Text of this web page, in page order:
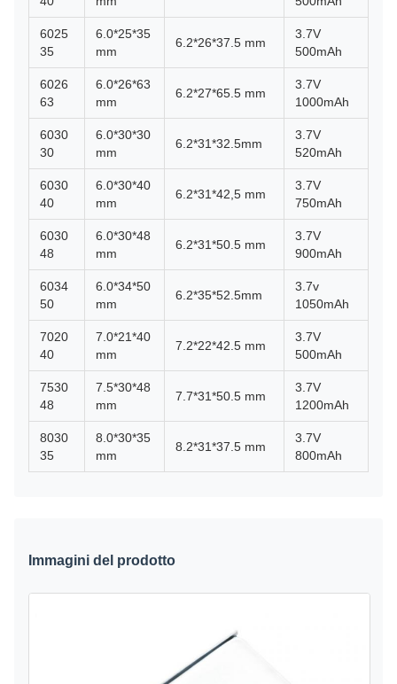
6025
35
6.0*25*35
mm
6.2*26*37.5 mm
3.7V
500mAh
6026
63
6.0*26*63
mm
6.2*27*65.5 mm
3.7V
1000mAh
6030
30
6.0*30*30
mm
6.2*31*32.5mm
3.7V
520mAh
6030
40
6.0*30*40
mm
6.2*31*42,5 mm
3.7V
750mAh
6030
48
6.0*30*48
mm
6.2*31*50.5 mm
3.7V
900mAh
6034
50
6.0*34*50
mm
6.2*35*52.5mm
3.7v
1050mAh
7020
40
7.0*21*40
mm
7.2*22*42.5 mm
3.7V
500mAh
7530
48
7.5*30*48
mm
7.7*31*50.5 mm
3.7V
1200mAh
8030
35
8.0*30*35
mm
8.2*31*37.5 mm
3.7V
800mAh
Immagini del prodotto